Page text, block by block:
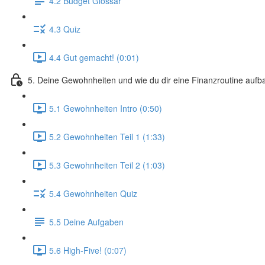
4.3 Quiz
4.4 Gut gemacht! (0:01)
5. Deine Gewohnheiten und wie du dir eine Finanzroutine
5.1 Gewohnheiten Intro (0:50)
5.2 Gewohnheiten Teil 1 (1:33)
5.3 Gewohnheiten Teil 2 (1:03)
5.4 Gewohnheiten Quiz
5.5 Deine Aufgaben
5.6 High-Five! (0:07)